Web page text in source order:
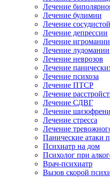
Лечение
Лечение булимии
Лечение
Лечение депрессии
Лечение игромании
Лечение лудомании
Лечение неврозов
Лечение
Лечение психоза
Лечение ПТСР
Лечение
Лечение СДВГ
Лечение
Лечение стресса
Лечение
Панические атаки
Психиатр на дом
Психолог при
Врач-психиатр
Вызов скорой